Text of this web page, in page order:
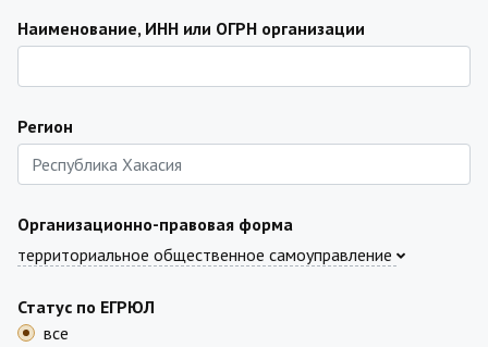
Наименование, ИНН или ОГРН организации
Регион
Организационно-правовая форма
территориальное общественное самоуправление
Статус по ЕГРЮЛ
все